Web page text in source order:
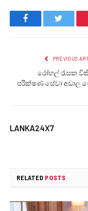
FacebookTwitter
PREVIOUS
රෝහල් රැසක
පරික්ෂණ සේවා අඩාල
LANKA24X7
RELATED POSTS